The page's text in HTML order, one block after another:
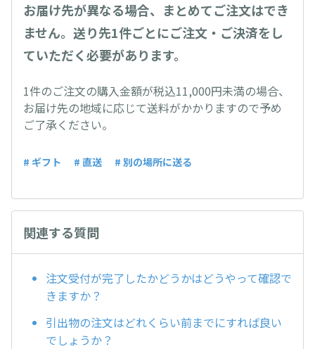
お届け先が異なる場合、まとめてご注文はでき
ません。送り先1件ごとにご注文・ご決済をし
ていただく必要があります。
1件のご注文の購入金額が税込11,000円未満の場合、
お届け先の地域に応じて送料がかかりますので予め
ご了承ください。
# ギフト # 直送 # 別の場所に送る
関連する質問
注文受付が完了したかどうかはどうやって確認で
きますか？
引出物の注文はどれくらい前までにすれば良い
でしょうか？